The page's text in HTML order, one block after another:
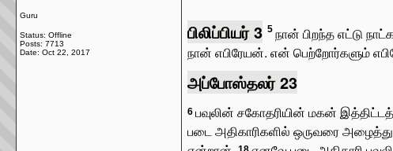
Guru
Status: Offline
Posts: 7713
Date: Oct 22, 2017
பிலிப்பியர் 3 5 நான் பிறந்த எட்டு
நான் எபிரேயன். என் பெற்றோர்களும்
அப்போஸ்தலர் 23
6 பவுலின் சகோதரியின் மகன்
படை அதிகாரிகளில் ஒருவரை